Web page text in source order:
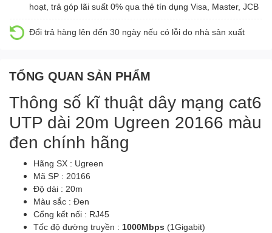
hoạt, trả góp lãi suất 0% qua thẻ tín dụng Visa, Master, JCB
Đổi trả hàng lên đến 30 ngày nếu có lỗi do nhà sản xuất
TỔNG QUAN SẢN PHẨM
Thông số kĩ thuật dây mạng cat6
UTP dài 20m Ugreen 20166 màu
đen chính hãng
Hãng SX : Ugreen
Mã SP : 20166
Độ dài : 20m
Màu sắc : Đen
Cổng kết nối : RJ45
Tốc độ đường truyền : 1000Mbps (1Gigabit)